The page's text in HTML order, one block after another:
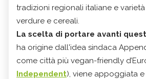
tradizioni regionali italiane e
verdure e cereali.
La scelta di portare avanti
ha origine dall'idea sindaca
come città più vegan-friendly
Independent), viene appoggiata